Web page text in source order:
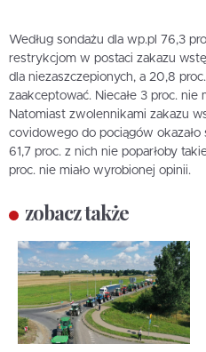
Według sondażu dla wp.pl 76,3
restrykcjom w postaci zakazu
dla niezaszczepionych, a 20,8
zaakceptować. Niecałe 3 proc. nie
Natomiast zwolennikami zakazu
covidowego do pociągów
61,7 proc. z nich nie poparłoby
proc. nie miało wyrobionej opinii.
zobacz także